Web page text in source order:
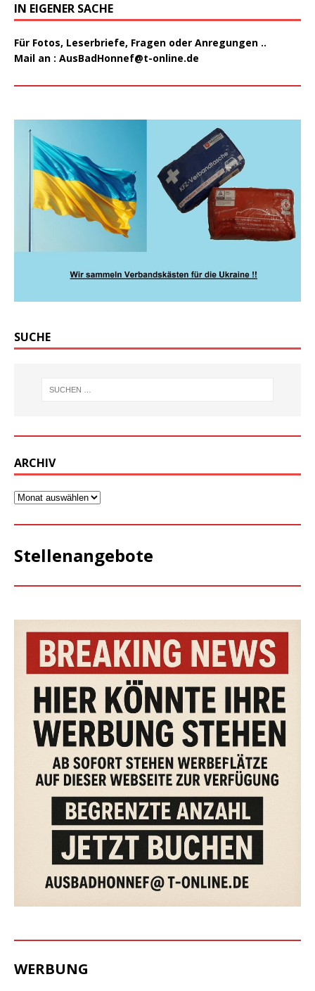
IN EIGENER SACHE
Für Fotos, Leserbriefe, Fragen oder Anregungen ..
Mail an : AusBadHonnef@t-online.de
SUCHE
ARCHIV
Stellenangebote
WERBUNG